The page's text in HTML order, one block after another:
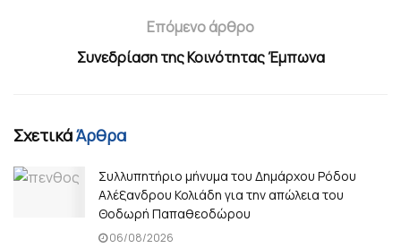
Επόμενο άρθρο
Συνεδρίαση της Κοινότητας Έμπωνα
ΣχετικάΆρθρα
Συλλυπητήριο μήνυμα του Δημάρχου Ρόδου
Αλέξανδρου Κολιάδη για την απώλεια του
Θοδωρή Παπαθεοδώρου
06/08/2026